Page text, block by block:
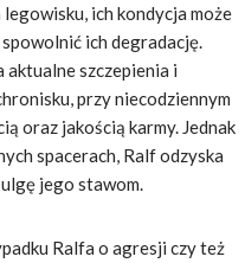
legowisku, ich kondycja może
ich degradację.
szczepienia i
przy niecodziennym
oraz jakością karmy. Jednak
spacerach, Ralf odzyska
jego stawom.
Ralfa o agresji czy też